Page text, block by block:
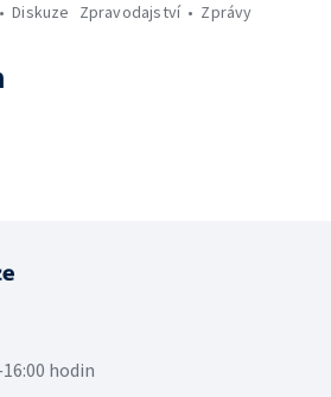
Diskuze
Zpravodajství
Zprávy
hodin